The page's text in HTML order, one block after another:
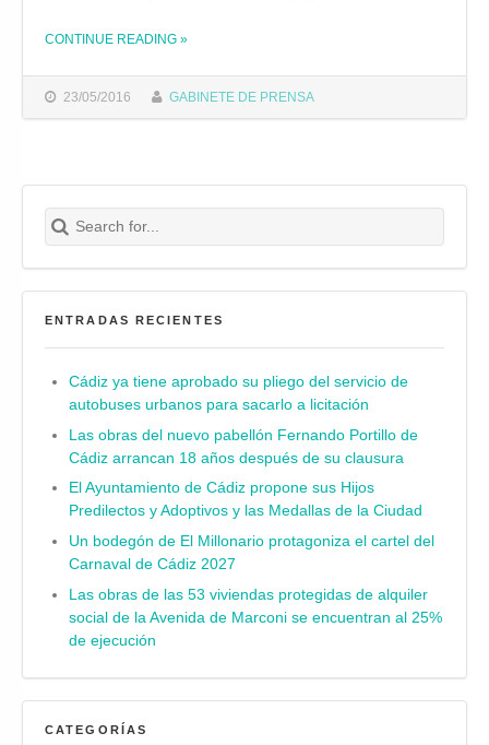
23/05/2016 GABINETE DE PRENSA
CONTINUE READING THE "EL AYUNTAMIENTO RECIBE LAS PRIMERAS OFERTAS PARA PATROCINAR LA REGATA DE GRANDES VELEROS DE 2016"
»
Search for:
Buscar
ENTRADAS RECIENTES
Cádiz ya tiene aprobado su pliego del servicio de
autobuses urbanos para sacarlo a licitación
Las obras del nuevo pabellón Fernando Portillo de
Cádiz arrancan 18 años después de su clausura
El Ayuntamiento de Cádiz propone sus Hijos
Predilectos y Adoptivos y las Medallas de la Ciudad
Un bodegón de El Millonario protagoniza el cartel del
Carnaval de Cádiz 2027
Las obras de las 53 viviendas protegidas de alquiler
social de la Avenida de Marconi se encuentran al 25%
de ejecución
CATEGORÍAS